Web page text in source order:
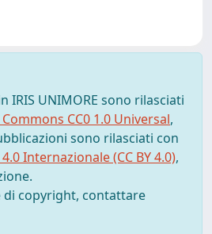
IRIS UNIMORE sono rilasciati
CC0 1.0 Universal,
sono rilasciati con
Internazionale (CC BY 4.0),
di copyright, contattare